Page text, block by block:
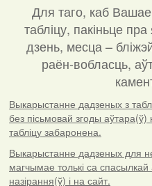
Для таго, каб Вашае
табліцу, пакіньце
дзень, месца –
раён-вобласць,
Выкарыстанне дадзеных з
без пісьмовай згоды аўтара(ў)
табліцу забаронена.
Выкарыстанне дадзеных для
магчымае толькі са
назірання(ў) і на сайт.